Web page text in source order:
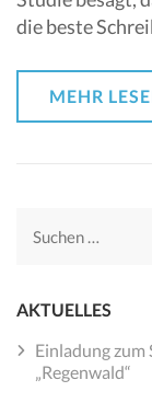
die beste
MEHR
Suchen
AKTUELLES
Einladung zum
„Regenwald“